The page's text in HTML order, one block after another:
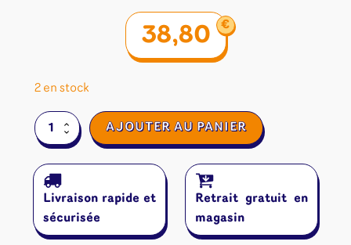
38,80 €
2 en stock
quantité
de
Wonders
Architects
AJOUTER AU PANIER
Livraison rapide et
sécurisée
Retrait gratuit en
magasin